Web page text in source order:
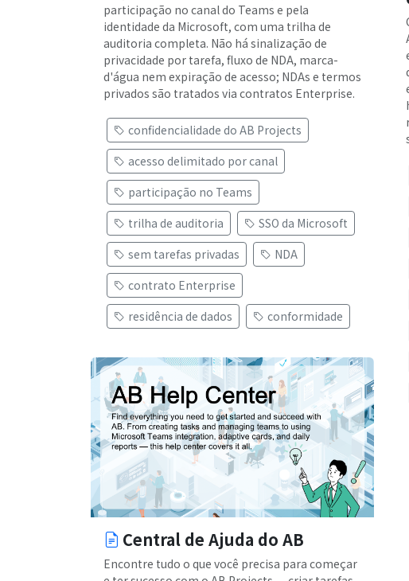
participação no canal do Teams e pela
identidade da Microsoft, com uma trilha de
auditoria completa. Não há sinalização de
privacidade por tarefa, fluxo de NDA, marca-
d'água nem expiração de acesso; NDAs e termos
privados são tratados via contratos Enterprise.
confidencialidade do AB Projects
acesso delimitado por canal
participação no Teams
trilha de auditoria
SSO da Microsoft
sem tarefas privadas
NDA
contrato Enterprise
residência de dados
conformidade
Central de Ajuda do AB
Encontre tudo o que você precisa para começar